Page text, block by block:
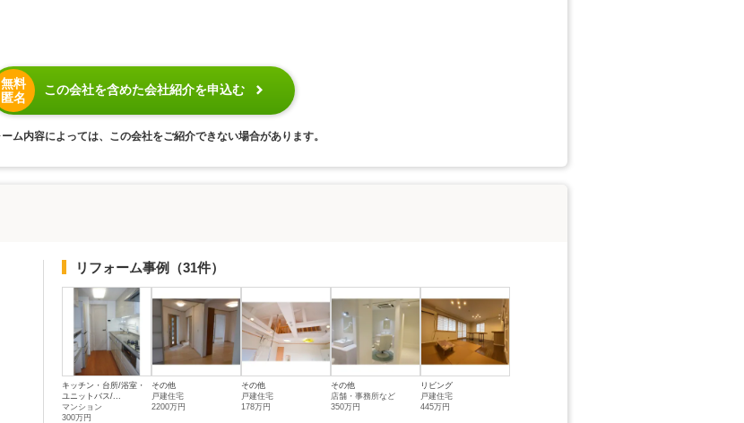
無料
匿名
この会社を含めた会社紹介を申込む
ム内容によっては、この会社をご紹介できない場合があります。
リフォーム事例 （31件）
キッチン・台所/浴室・
ユニットバス/...
マンション
300万円
その他
戸建住宅
2200万円
その他
戸建住宅
178万円
その他
店舗・事務所など
350万円
リビング
戸建住宅
445万円